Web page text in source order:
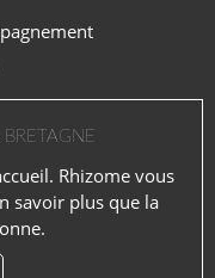
Rhizome vous
savoir plus que la